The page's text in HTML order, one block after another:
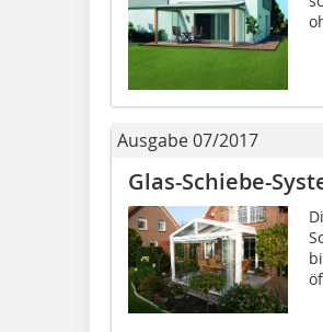
Ausgabe 07/2017
Glas-Schiebe-